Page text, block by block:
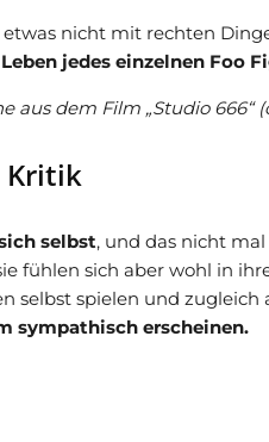
etwas nicht mit rechten
jedes einzelnen Foo
aus dem Film „Studio 666“
Kritik
selbst, und das nicht
fühlen sich aber wohl in
selbst spielen und
sympathisch erscheinen.